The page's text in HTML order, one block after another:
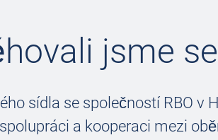
jsme
sídla se společností RBO v
a kooperaci mezi